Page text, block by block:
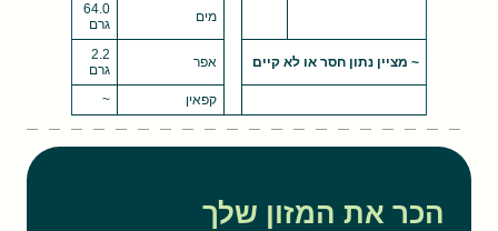
מים
64.0
גרם
~ מציין נתון חסר או לא קיים אפר
2.2
גרם
קפאין
~
הכר את המזון שלך